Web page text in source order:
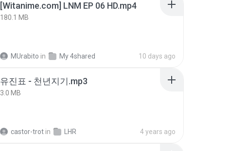
[Witanime.com] LNM EP 06 HD.mp4
180.1 MB
MUrabito in My 4shared 10 days ago
유진표 - 천년지기.mp3
3.0 MB
castor-trot in LHR 4 years ago